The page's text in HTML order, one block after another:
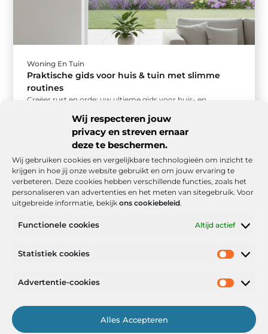
Wij respecteren jouw
privacy en streven ernaar
deze te beschermen.
Wij gebruiken cookies en vergelijkbare technologieën om inzicht te
krijgen in hoe jij onze website gebruikt en om jouw ervaring te
verbeteren. Deze cookies hebben verschillende functies, zoals het
personaliseren van advertenties en het meten van sitegebruik. Voor
uitgebreide informatie, bekijk ons cookiebeleid.
Functionele cookies Altijd actief
Statistiek cookies
Advertentie-cookies
Alles Accepteren
Woning En Tuin
Praktische gids voor huis & tuin met slimme
routines
Creëer rust en orde: uw ultieme gids voor huis- en
Onze informatie